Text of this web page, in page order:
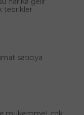
tebrikler
satıcıya